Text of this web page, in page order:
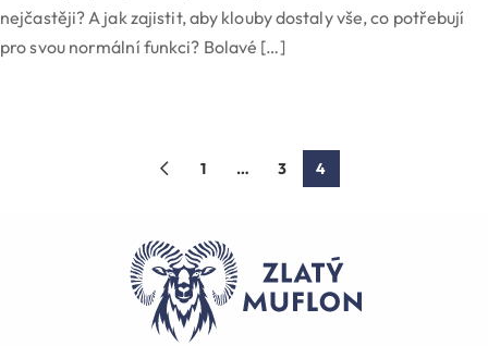
nejčastěji? A jak zajistit, aby klouby dostaly vše, co potřebují
pro svou normální funkci? Bolavé […]
1 … 3 4